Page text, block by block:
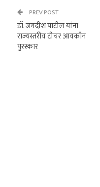
PREV POST
डॉ. जगदीश पाटील यांना
राज्यस्तरीय टीचर आयकॉन
पुरस्कार